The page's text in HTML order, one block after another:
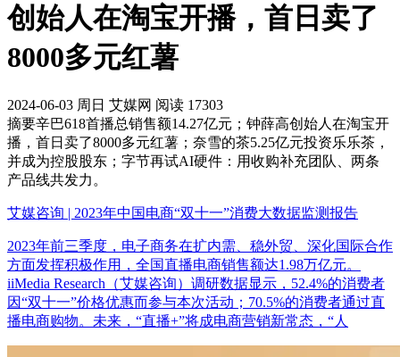
创始人在淘宝开播，首日卖了
8000多元红薯
2024-06-03 周日 艾媒网 阅读 17303
摘要辛巴618首播总销售额14.27亿元；钟薛高创始人在淘宝开
播，首日卖了8000多元红薯；奈雪的茶5.25亿元投资乐乐茶，
并成为控股股东；字节再试AI硬件：用收购补充团队、两条
产品线共发力。
艾媒咨询 | 2023年中国电商“双十一”消费大数据监测报告
2023年前三季度，电子商务在扩内需、稳外贸、深化国际合作
方面发挥积极作用，全国直播电商销售额达1.98万亿元。
iiMedia Research（艾媒咨询）调研数据显示，52.4%的消费者
因“双十一”价格优惠而参与本次活动；70.5%的消费者通过直
播电商购物。未来，“直播+”将成电商营销新常态，“人